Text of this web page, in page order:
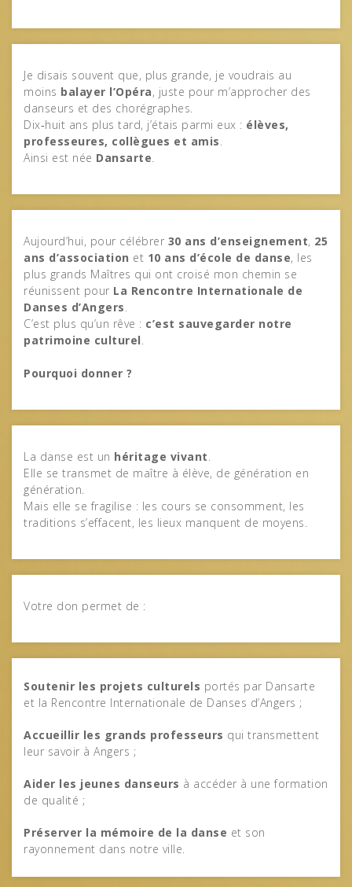
Je disais souvent que, plus grande, je voudrais au
moins balayer l’Opéra, juste pour m’approcher des
danseurs et des chorégraphes.
Dix‑huit ans plus tard, j’étais parmi eux : élèves,
professeures, collègues et amis.
Ainsi est née Dansarte.
Aujourd’hui, pour célébrer 30 ans d’enseignement, 25
ans d’association et 10 ans d’école de danse, les
plus grands Maîtres qui ont croisé mon chemin se
réunissent pour La Rencontre Internationale de
Danses d’Angers.
C’est plus qu’un rêve : c’est sauvegarder notre
patrimoine culturel.
Pourquoi donner ?
La danse est un héritage vivant.
Elle se transmet de maître à élève, de génération en
génération.
Mais elle se fragilise : les cours se consomment, les
traditions s’effacent, les lieux manquent de moyens.
Votre don permet de :
Soutenir les projets culturels portés par Dansarte
et la Rencontre Internationale de Danses d’Angers ;
Accueillir les grands professeurs qui transmettent
leur savoir à Angers ;
Aider les jeunes danseurs à accéder à une formation
de qualité ;
Préserver la mémoire de la danse et son
rayonnement dans notre ville.